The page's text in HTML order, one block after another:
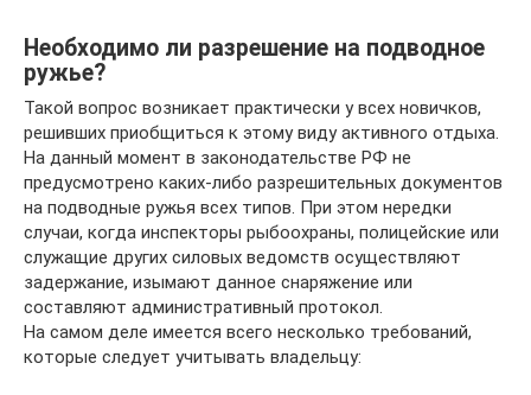
Необходимо ли разрешение на подводное
ружье?
Такой вопрос возникает практически у всех новичков,
решивших приобщиться к этому виду активного отдыха.
На данный момент в законодательстве РФ не
предусмотрено каких-либо разрешительных документов
на подводные ружья всех типов. При этом нередки
случаи, когда инспекторы рыбоохраны, полицейские или
служащие других силовых ведомств осуществляют
задержание, изымают данное снаряжение или
составляют административный протокол.
На самом деле имеется всего несколько требований,
которые следует учитывать владельцу: